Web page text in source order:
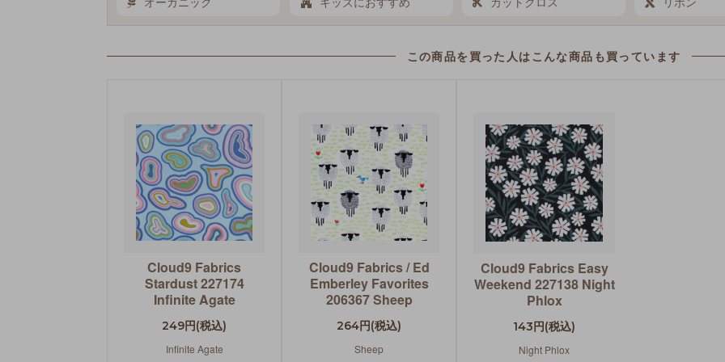
この商品を買った人はこんな商品も買っています
Cloud9 Fabrics
Stardust 227174
Infinite Agate
249円(税込)
Infinite Agate
Cloud9 Fabrics / Ed
Emberley Favorites
206367 Sheep
264円(税込)
Sheep
Cloud9 Fabrics Easy
Weekend 227138 Night
Phlox
143円(税込)
Night Phlox